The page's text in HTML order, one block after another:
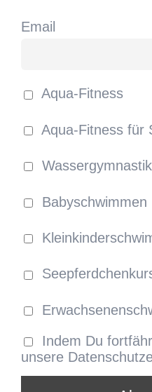
Email
Aqua-Fitness
Aqua-Fitness für
Wassergymnastik
Babyschwimmen
Indem Du
unsere